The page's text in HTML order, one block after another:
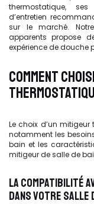
thermostatique,
d’entretien
sur le marché.
apparents propose
expérience de douche
COMMENT
Le choix d’un
notamment les
bain et les
mitigeur de salle de
LA COMPATIBILITÉ
DANS VOTRE SALLE